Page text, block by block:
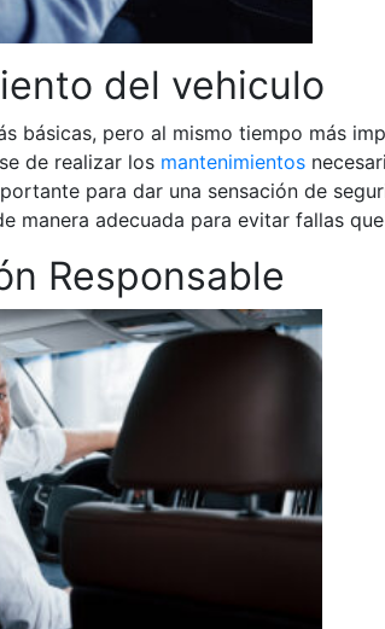
del vehiculo
básicas, pero al mismo tiempo más
de realizar los mantenimientos
para dar una sensación de
manera adecuada para evitar fallas
Responsable